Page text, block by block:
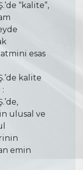
“kalite”,
esas
kalite
ulusal ve
emin